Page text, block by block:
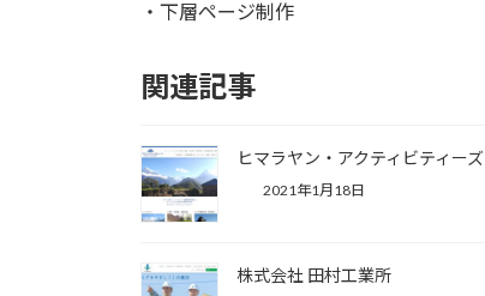
・下層ページ制作
関連記事
ヒマラヤン・アクティビティーズ
2021年1月18日
株式会社 田村工業所